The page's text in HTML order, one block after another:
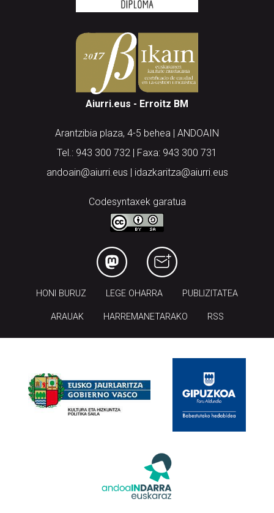
Aiurri.eus - Erroitz BM
Arantzibia plaza, 4-5 behea | ANDOAIN
Tel.: 943 300 732 | Faxa: 943 300 731
andoain@aiurri.eus | idazkaritza@aiurri.eus
Codesyntaxek garatua
HONI BURUZ LEGE OHARRA PUBLIZITATEA
ARAUAK HARREMANETARAKO RSS